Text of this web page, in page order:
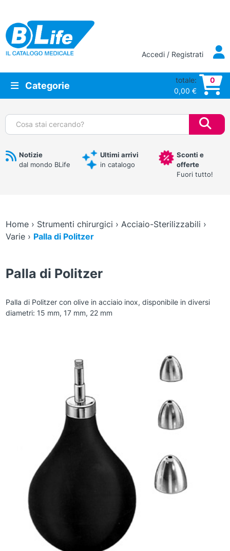
Vai al contenuto principale
Accedi / Registrati
Categorie
totale:
0,00 €
0
Cerca:
Notizie
dal mondo BLife
Ultimi arrivi
in catalogo
Sconti e
offerte
Fuori tutto!
Home› Strumenti chirurgici › Acciaio-Sterilizzabili ›
Varie› Palla di Politzer
Palla di Politzer
Palla di Politzer con olive in acciaio inox, disponibile in diversi
diametri: 15 mm, 17 mm, 22 mm